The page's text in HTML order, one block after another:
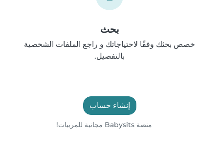
بحث
خصص بحثك وفقًا لاحتياجاتك و راجع الملفات الشخصية
بالتفصيل.
إنشاء حساب
منصة Babysits مجانية للمربيات!